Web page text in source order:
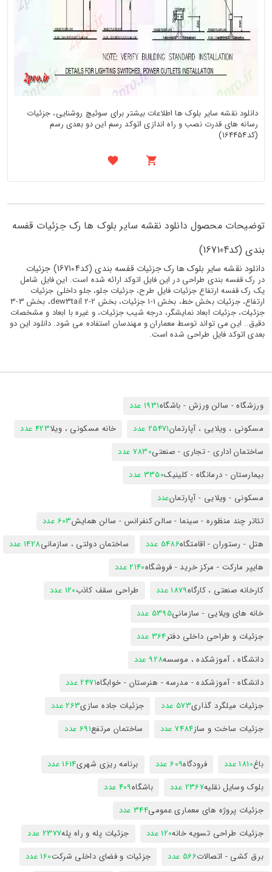
دانلود نقشه سایر بلوک ها اطلاعات بیشتر برای سوئیچ روشنایی، جزئیات
رسانه های قدرت نصب و راه اندازی اتوکد رسم این دو بعدی رسم
(کد164454)
توضیحات محصول دانلود نقشه سایر بلوک ها رک جزئیات قفسه
بندی (کد167104)
دانلود نقشه سایر بلوک ها رک جزئیات قفسه بندی (کد167104) جزئیات
در رک قفسه بندی طراحی در این فایل اتوکد ارائه شده است. این فایل شامل
یک رک قفسه ارتفاع جزئیات فایل طرح، جزئیات جلو، جلو داخلی جزئیات
ارتفاع، جزئیات بخش خط، بخش 1-1 جزئیات، بخش 2-2 dew3tail، بخش 3-3
جزئیات، جزئیات ابعاد نمایشگر، درجه شیب جزئیات، و غیره با ابعاد و مشخصات
دقیق.. این می تواند توسط معماران و مهندسان استفاده می شود. دانلود این دو
بعدی اتوکد فایل طراحی شده است.
ورزشگاه - سالن ورزش - باشگاه1931 عدد
مسکونی ، ویلایی ، آپارتمان25471 عدد خانه مسکونی ، ویلا423 عدد
ساختمان اداری - تجاری - صنعتی7830 عدد
بیمارستان - درمانگاه - کلینیک3350 عدد
مسکونی - ویلایی - آپارتمانعدد
تئاتر چند منظوره - سینما - سالن کنفرانس - سالن همایش603 عدد
هتل - رستوران - اقامتگاه5486 عدد ساختمان دولتی ، سازمانی1428 عدد
هایپر مارکت - مرکز خرید - فروشگاه2140 عدد
کارخانه صنعتی ، کارگاه1879 عدد طراحی سقف کاذب120 عدد
خانه های ویلایی - سازمانی5395 عدد
جزئیات و طراحی داخلی دفتر364 عدد
دانشگاه ، آموزشکده ، موسسه928 عدد
دانشگاه - آموزشکده - مدرسه - هنرستان - خوابگاه2471 عدد
جزئیات میلگرد گذاری573 عدد جزئیات جاده سازی263 عدد
جزئیات ساخت و ساز7484 عدد ساختمان مرتفع691 عدد
باغ1810 عدد فرودگاه609 عدد برنامه ریزی شهری1614 عدد
بلوک وسایل نقلیه2367 عدد باشگاه409 عدد
جزئیات پروژه های معماری عمومی344 عدد
جزئیات طراحی تسویه خانه120 عدد جزئیات پله و راه پله2377 عدد
برق کشی - اتصالات566 عدد جزئیات و فضای داخلی شرکت160 عدد